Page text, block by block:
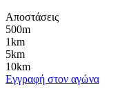
Αποστάσεις
500m
1km
5km
10km
Εγγραφή στον αγώνα